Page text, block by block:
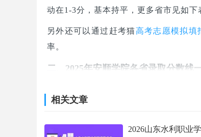
动在1-3分，基本持平，更多省市见如下
另外还可以通过赶考猫高考志愿模拟填
率。
二、2025年安顺学院各省录取分数线
据，包含报考科目、最低录取分数、最
相关文章
2026山东水利职业